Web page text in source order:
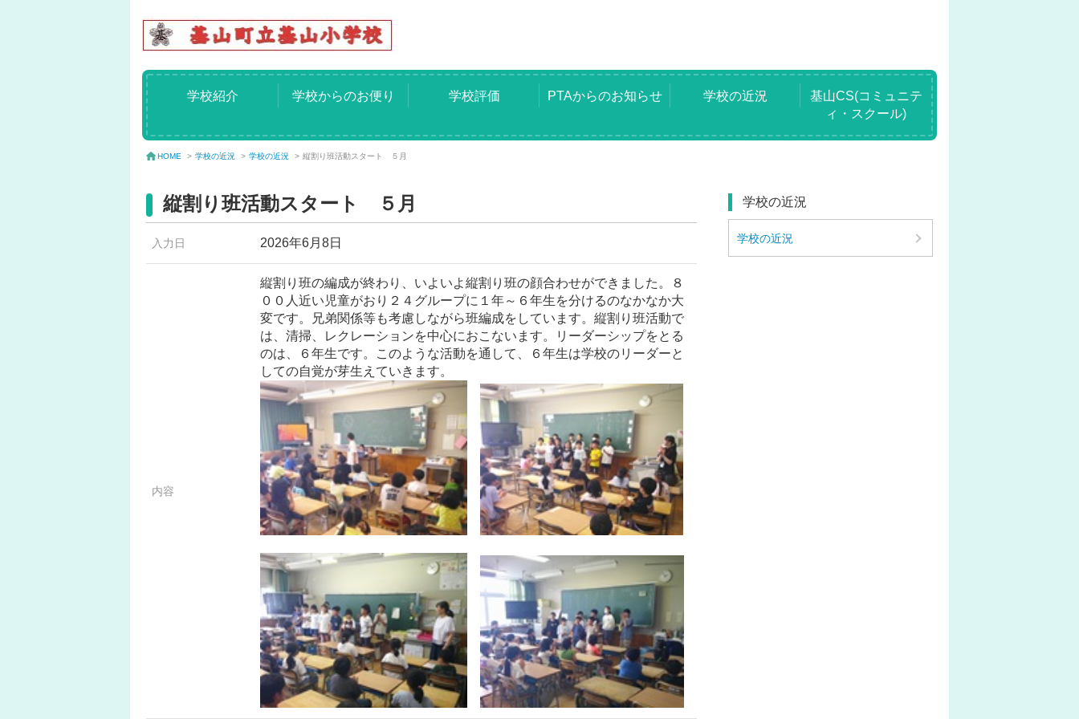
学校紹介 学校からのお便り 学校評価 PTAからのお知らせ 学校の近況
基山CS(コミュニテ
ィ・スクール)
HOME > 学校の近況 > 学校の近況 > 縦割り班活動スタート ５月
縦割り班活動スタート ５月
入力日 2026年6月8日
内容
縦割り班の編成が終わり、いよいよ縦割り班の顔合わせができました。８
００人近い児童がおり２４グループに１年～６年生を分けるのなかなか大
変です。兄弟関係等も考慮しながら班編成をしています。縦割り班活動で
は、清掃、レクレーションを中心におこないます。リーダーシップをとる
のは、６年生です。このような活動を通して、６年生は学校のリーダーと
しての自覚が芽生えていきます。
学校の近況
学校の近況